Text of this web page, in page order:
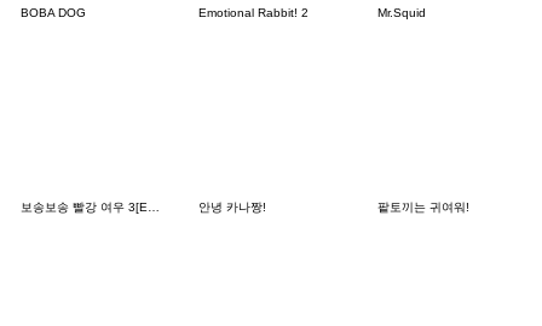
BOBA DOG Emotional Rabbit! 2 Mr.Squid
보송보송 빨강 여우 3[English] 안녕 카나짱! 팥토끼는 귀여워!